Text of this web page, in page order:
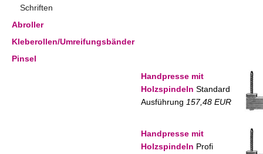
Schriften
Abroller
Kleberollen/Umreifungsbänder
Pinsel
Handpresse mit
Holzspindeln Standard
Ausführung 157,48 EUR
Handpresse mit
Holzspindeln Profi